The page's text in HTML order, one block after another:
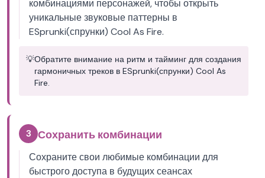
комбинациями персонажей, чтобы открыть
уникальные звуковые паттерны в
ESprunki(спрунки) Cool As Fire.
💡Обратите внимание на ритм и тайминг для создания
гармоничных треков в ESprunki(спрунки) Cool As
Fire.
3 Сохранить комбинации
Сохраните свои любимые комбинации для
быстрого доступа в будущих сеансах